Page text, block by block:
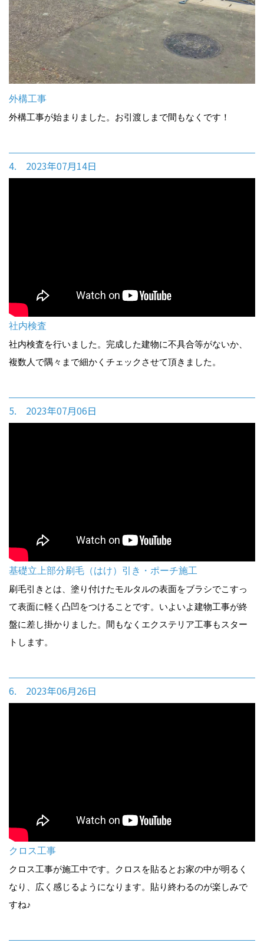
外構工事
外構工事が始まりました。お引渡しまで間もなくです！
4. 2023年07月14日
社内検査
社内検査を行いました。完成した建物に不具合等がないか、
複数人で隅々まで細かくチェックさせて頂きました。
5. 2023年07月06日
基礎立上部分刷毛（はけ）引き・ポーチ施工
刷毛引きとは、塗り付けたモルタルの表面をブラシでこすっ
て表面に軽く凸凹をつけることです。いよいよ建物工事が終
盤に差し掛かりました。間もなくエクステリア工事もスター
トします。
6. 2023年06月26日
クロス工事
クロス工事が施工中です。クロスを貼るとお家の中が明るく
なり、広く感じるようになります。貼り終わるのが楽しみで
すね♪